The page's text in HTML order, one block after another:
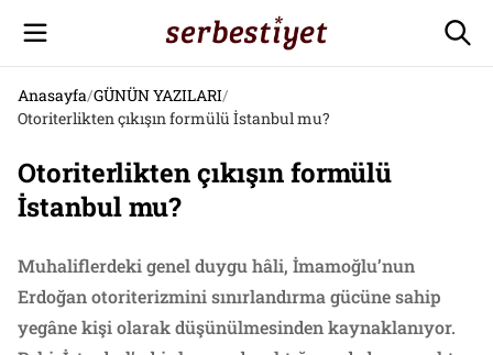
Anasayfa/GÜNÜN YAZILARI/
Otoriterlikten çıkışın formülü İstanbul mu?
Otoriterlikten çıkışın formülü
İstanbul mu?
Muhaliflerdeki genel duygu hâli, İmamoğlu’nun
Erdoğan otoriterizmini sınırlandırma gücüne sahip
yegâne kişi olarak düşünülmesinden kaynaklanıyor.